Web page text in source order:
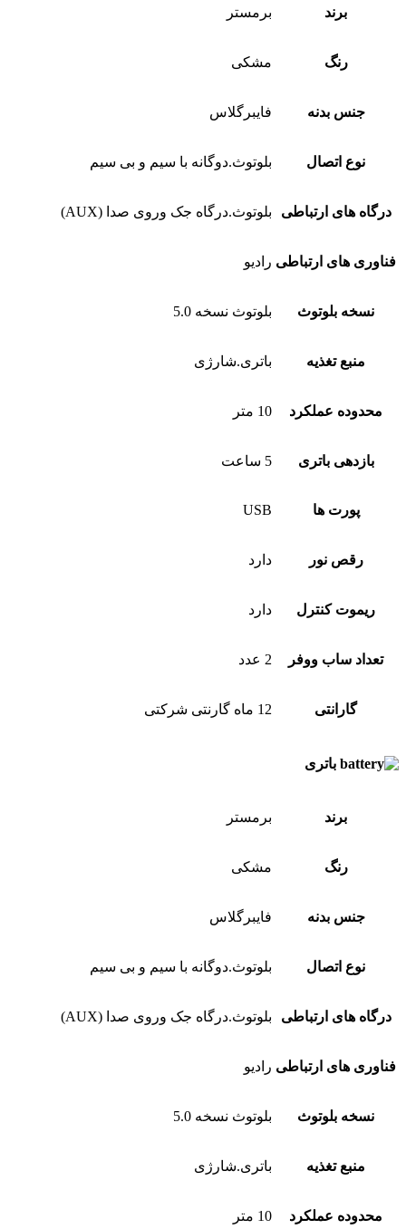
برند برمستر
رنگ مشکی
جنس بدنه فایبرگلاس
نوع اتصال بلوتوث.دوگانه با سیم و بی سیم
درگاه های ارتباطی بلوتوث.درگاه جک وروی صدا (AUX)
فناوری های ارتباطی رادیو
نسخه بلوتوث بلوتوث نسخه 5.0
منبع تغذیه باتری.شارژی
محدوده عملکرد 10 متر
بازدهی باتری 5 ساعت
پورت ها USB
رقص نور دارد
ریموت کنترل دارد
تعداد ساب ووفر 2 عدد
گارانتی 12 ماه گارنتی شرکتی
باتری
برند برمستر
رنگ مشکی
جنس بدنه فایبرگلاس
نوع اتصال بلوتوث.دوگانه با سیم و بی سیم
درگاه های ارتباطی بلوتوث.درگاه جک وروی صدا (AUX)
فناوری های ارتباطی رادیو
نسخه بلوتوث بلوتوث نسخه 5.0
منبع تغذیه باتری.شارژی
محدوده عملکرد 10 متر